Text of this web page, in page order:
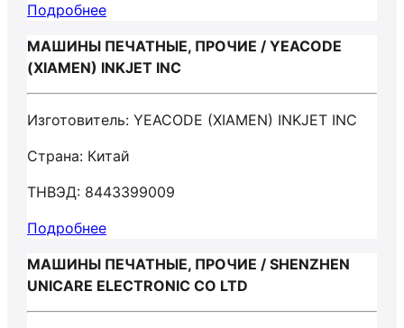
Подробнее
МАШИНЫ ПЕЧАТНЫЕ, ПРОЧИЕ / YEACODE
(XIAMEN) INKJET INC
Изготовитель: YEACODE (XIAMEN) INKJET INC
Страна: Китай
ТНВЭД: 8443399009
Подробнее
МАШИНЫ ПЕЧАТНЫЕ, ПРОЧИЕ / SHENZHEN
UNICARE ELECTRONIC CO LTD